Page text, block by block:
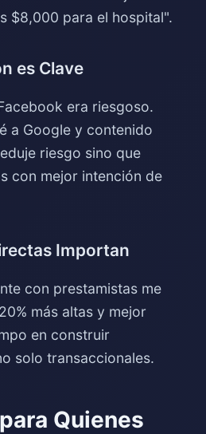
$8,000 para el hospital".
es Clave
era riesgoso.
a Google y contenido
riesgo sino que
con mejor intención de
Importan
con prestamistas me
más altas y mejor
en construir
solo transaccionales.
Quienes